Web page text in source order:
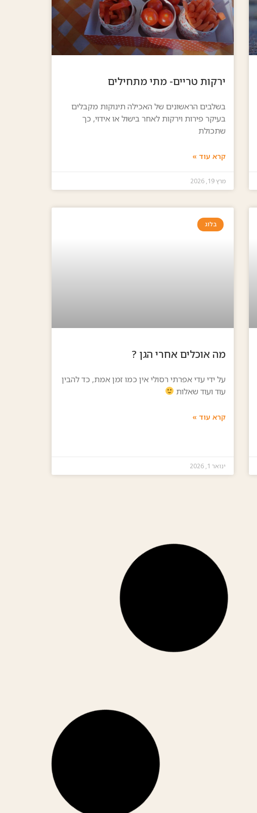
ירקות טריים- מתי מתחילים
בשלבים הראשונים של האכילה תינוקות מקבלים
בעיקר פירות וירקות לאחר בישול או אידוי, כך
שתכולת
קרא עוד »
מרץ 19, 2026
בלוג
מה אוכלים אחרי הגן ?
על ידי עדי אפרתי רסולי אין כמו זמן אמת, כד להבין
עוד ועוד שאלות
קרא עוד »
ינואר 1, 2026